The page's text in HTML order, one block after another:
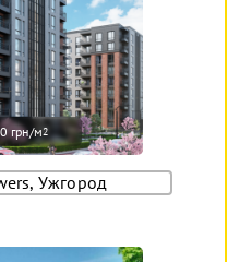
грн/м2
Ужгород